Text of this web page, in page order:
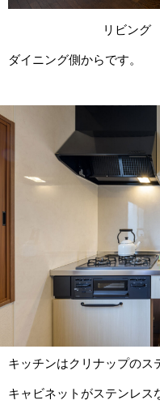
リビング
ダイニング側からです。
キッチンはクリナップのス
キャビネットがステンレス